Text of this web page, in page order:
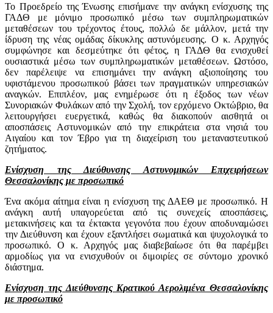
Το Προεδρείο της Ένωσης επισήμανε την ανάγκη ενίσχυσης της
ΓΑΔΘ με μόνιμο προσωπικό μέσω των συμπληρωματικών
μεταθέσεων του τρέχοντος έτους, πολλώ δε μάλλον, μετά την
ίδρυση της νέας ομάδας δίκυκλης αστυνόμευσης. Ο κ. Αρχηγός
συμφώνησε και δεσμεύτηκε ότι φέτος, η ΓΑΔΘ θα ενισχυθεί
ουσιαστικά μέσω των συμπληρωματικών μεταθέσεων. Ωστόσο,
δεν παρέλειψε να επισημάνει την ανάγκη αξιοποίησης του
υφιστάμενου προσωπικού βάσει των πραγματικών υπηρεσιακών
αναγκών. Επιπλέον, μας ενημέρωσε ότι η έξοδος των νέων
Συνοριακών Φυλάκων από την Σχολή, τον ερχόμενο Οκτώβριο, θα
λειτουργήσει ευεργετικά, καθώς θα διακοπούν αισθητά οι
αποσπάσεις Αστυνομικών από την επικράτεια στα νησιά του
Αιγαίου και τον Έβρο για τη διαχείριση του μεταναστευτικού
ζητήματος.
Ενίσχυση της Διεύθυνσης Αστυνομικών Επιχειρήσεων
Θεσσαλονίκης με προσωπικό
Ένα ακόμα αίτημα είναι η ενίσχυση της ΔΑΕΘ με προσωπικό. Η
ανάγκη αυτή υπαγορεύεται από τις συνεχείς αποσπάσεις,
μετακινήσεις και τα έκτακτα γεγονότα που έχουν αποδυναμώσει
την Διεύθυνση και έχουν εξαντλήσει σωματικά και ψυχολογικά το
προσωπικό. Ο κ. Αρχηγός μας διαβεβαίωσε ότι θα παρέμβει
αρμοδίως για να ενισχυθούν οι διμοιρίες σε σύντομο χρονικό
διάστημα.
Ενίσχυση της Διεύθυνσης Κρατικού Αερολιμένα Θεσσαλονίκης
με προσωπικό